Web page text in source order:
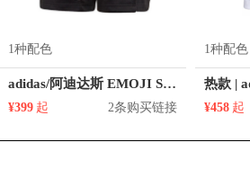
1种配色
adidas/阿迪达斯 EMOJI Short亲肤透气松紧腰运动短裤 GP6778
¥399 起 2条购买链接
1种配色
¥458 起